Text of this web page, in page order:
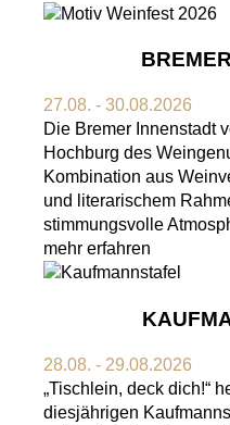
27.08. - 30.08.2026
Die Bremer Innenstadt
Hochburg des
Kombination aus
und literarischem
stimmungsvolle
mehr erfahren
28.08. - 29.08.2026
„Tischlein, deck dich!“
diesjährigen